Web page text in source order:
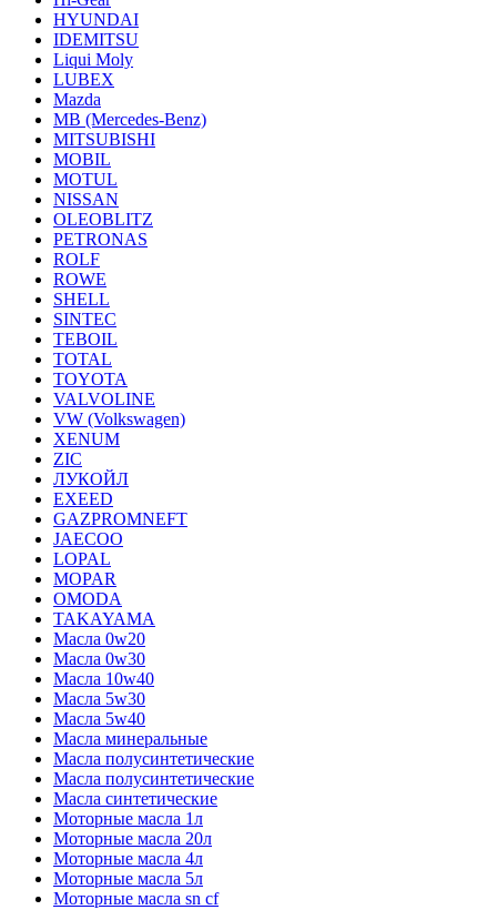
HYUNDAI
IDEMITSU
Liqui Moly
LUBEX
Mazda
MB (Mercedes-Вenz)
MITSUBISHI
MOBIL
MOTUL
NISSAN
OLEOBLITZ
PETRONAS
ROLF
ROWE
SHELL
SINTEC
TEBOIL
TOTAL
TOYOTA
VALVOLINE
VW (Volkswagen)
XENUM
ZIC
ЛУКОЙЛ
EXEED
GAZPROMNEFT
JAECOO
LOPAL
MOPAR
OMODA
TAKAYAMA
Масла 0w20
Масла 0w30
Масла 10w40
Масла 5w30
Масла 5w40
Масла минеральные
Масла полусинтетические
Масла полусинтетические
Масла синтетические
Моторные масла 1л
Моторные масла 20л
Моторные масла 4л
Моторные масла 5л
Моторные масла sn cf